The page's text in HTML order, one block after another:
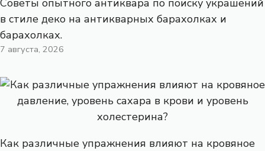
в стиле деко на антикварных барахолках и
барахолках.
7 августа, 2026
Как различные упражнения влияют на кровяное